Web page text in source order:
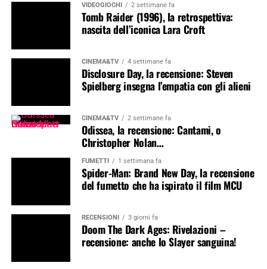
VIDEOGIOCHI 2 settimane fa
Tomb Raider (1996), la retrospettiva:
nascita dell’iconica Lara Croft
CINEMA&TV 4 settimane fa
Disclosure Day, la recensione: Steven
Spielberg insegna l’empatia con gli alieni
CINEMA&TV 2 settimane fa
Odissea, la recensione: Cantami, o
Christopher Nolan…
FUMETTI 1 settimana fa
Spider-Man: Brand New Day, la recensione
del fumetto che ha ispirato il film MCU
RECENSIONI 3 giorni fa
Doom The Dark Ages: Rivelazioni –
recensione: anche lo Slayer sanguina!